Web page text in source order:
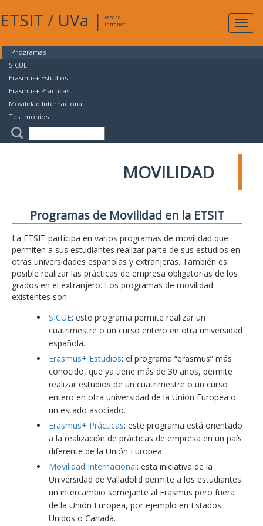
ETSIT / UVa |
Acceso
Intranet
Programas
SICUE
Erasmus+ Estudios
Erasmus+ Practicas
Movilidad Internacional
Testimonios
MOVILIDAD
Programas de Movilidad en la ETSIT
La ETSIT participa en varios programas de movilidad que
permiten a sus estudiantes realizar parte de sus estudios en
otras universidades españolas y extranjeras. También es
posible realizar las prácticas de empresa obligatorias de los
grados en el extranjero. Los programas de movilidad
existentes son:
SICUE: este programa permite realizar un
cuatrimestre o un curso entero en otra universidad
española.
Erasmus+ Estudios: el programa “erasmus” más
conocido, que ya tiene más de 30 años, permite
realizar estudios de un cuatrimestre o un curso
entero en otra universidad de la Unión Europea o
un estado asociado.
Erasmus+ Prácticas: este programa está orientado
a la realización de prácticas de empresa en un país
diferente de la Unión Europea.
Movilidad Internacional: esta iniciativa de la
Universidad de Valladolid permite a los estudiantes
un intercambio semejante al Erasmus pero fuera
de la Unión Europea, por ejemplo en Estados
Unidos o Canadá.